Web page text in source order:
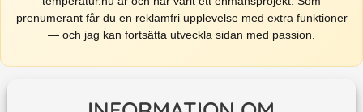
prenumerant får du en reklamfri upplevelse med extra funktioner
— och jag kan fortsätta utveckla sidan med passion.